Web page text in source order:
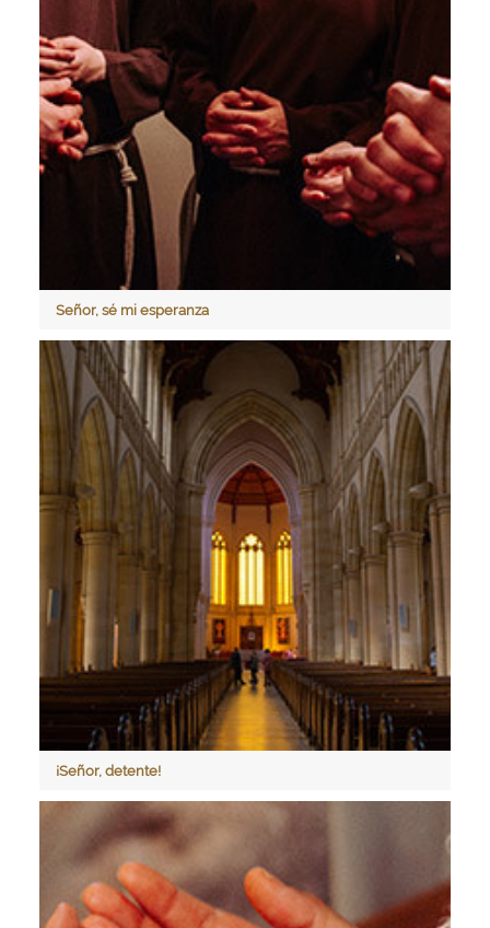
Señor, sé mi esperanza
¡Señor, detente!